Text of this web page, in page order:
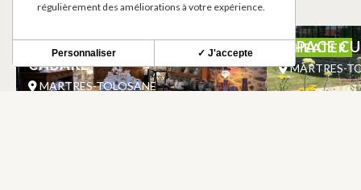
FAIENCERIE D’ART PASCALE
CABARE
MARTRES-TOLOSANE
THEATER
ESPACE
MARTRES-
régulièrement des améliorations à votre expérience.
✓ J'accepte
Personnaliser